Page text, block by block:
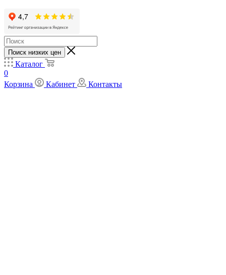
Поиск низких цен
Каталог
0
Корзина
Кабинет Контакты